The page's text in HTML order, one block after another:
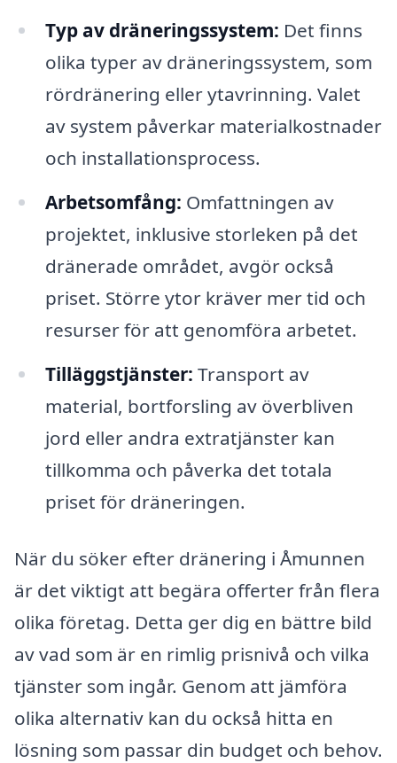
Typ av dräneringssystem: Det finns
olika typer av dräneringssystem, som
rördränering eller ytavrinning. Valet
av system påverkar materialkostnader
och installationsprocess.
Arbetsomfång: Omfattningen av
projektet, inklusive storleken på det
dränerade området, avgör också
priset. Större ytor kräver mer tid och
resurser för att genomföra arbetet.
Tilläggstjänster: Transport av
material, bortforsling av överbliven
jord eller andra extratjänster kan
tillkomma och påverka det totala
priset för dräneringen.
När du söker efter dränering i Åmunnen
är det viktigt att begära offerter från flera
olika företag. Detta ger dig en bättre bild
av vad som är en rimlig prisnivå och vilka
tjänster som ingår. Genom att jämföra
olika alternativ kan du också hitta en
lösning som passar din budget och behov.